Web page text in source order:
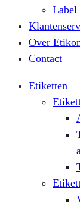
Label
Over
Contact
Etiketten